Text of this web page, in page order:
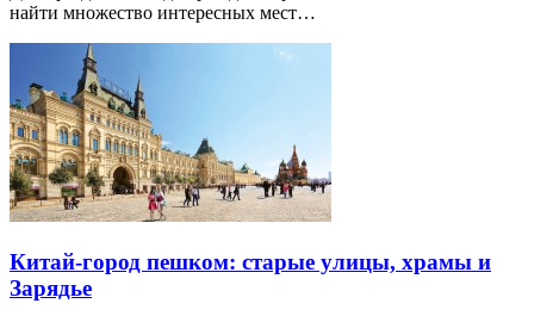
найти множество интересных мест…
Китай-город пешком: старые улицы, храмы и
Зарядье